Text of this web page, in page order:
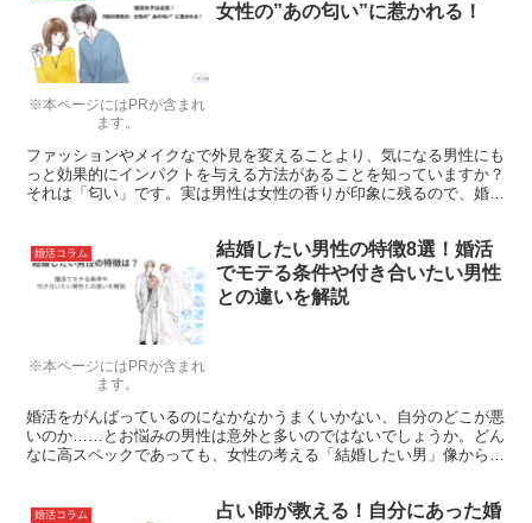
※本ページにはPRが含まれ
ます。
女性の”あの匂い”に惹かれる！
ファッションやメイクなで外見を変えることより、気になる男性にも
っと効果的にインパクトを与える方法があることを知っていますか？
それは「匂い」です。実は男性は女性の香りが印象に残るので、婚活
※本ページにはPRが含まれ
ます。
婚活コラム
結婚したい男性の特徴8選！婚活
でモテる条件や付き合いたい男性
との違いを解説
婚活をがんばっているのになかなかうまくいかない、自分のどこが悪
いのか……とお悩みの男性は意外と多いのではないでしょうか。どん
なに高スペックであっても、女性の考える「結婚したい男」像から離
婚活コラム
占い師が教える！自分にあった婚